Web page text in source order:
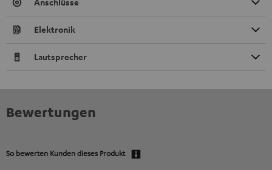
Elektronik
Lautsprecher
Bewertungen
So bewerten Kunden dieses Produkt